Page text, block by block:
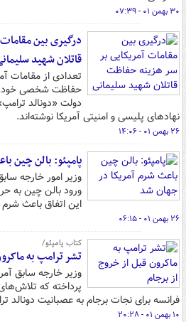
۳۰ بهمن ۰۱ - ۰۷:۳۹
درگیری بین
قاتلان شهید
تعدادی از مقامات
حفاظت شخصی خود
دولت «دونالد
نهادهای پلیسی و امنیتی آمریکا نوشته‌اند.
۲۶ بهمن ۰۱ - ۱۴:۰۶
پامپئو: بالن چین
وزیر امور خارجه
ورود بالن چین به
این اتفاق باعث
۲۶ بهمن ۰۱ - ۰۶:۱۵
کتاب پامپئو/
تشر ترامپ به
وزیر خارجه سابق
پرداخته که
فرانسه برای نجات برجام به عصبانیت
۱۰ بهمن ۰۱ - ۲۰:۲۸